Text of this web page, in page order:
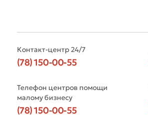
Контакт-центр 24/7
(78) 150-00-55
Телефон центров помощи
малому бизнесу
(78) 150-00-55